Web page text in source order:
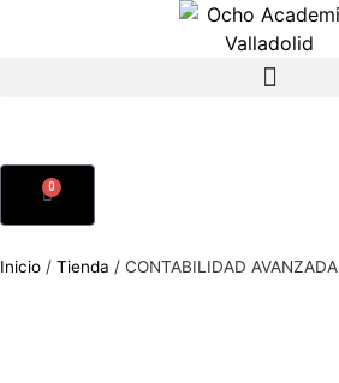
0
Inicio / Tienda / CONTABILIDAD AVANZADA